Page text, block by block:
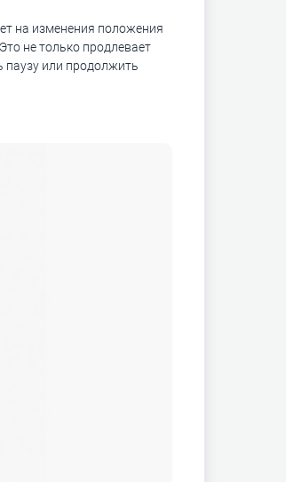
на изменения положения
не только продлевает
паузу или продолжить